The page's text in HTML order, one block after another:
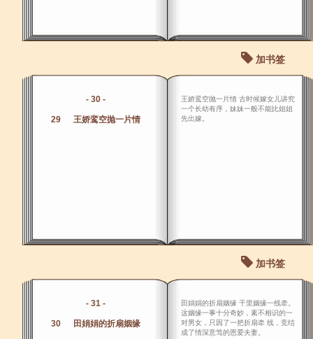
加书签
- 30 -
29 王娇鸾空抛一片情
王娇鸾空抛一片情 古时候嫁女儿讲究
一个长幼有序，妹妹一般不能比姐姐
先出嫁。
加书签
- 31 -
30 田娟娟的折扇姻缘
田娟娟的折扇姻缘 千里姻缘一线牵。
这姻缘一事十分奇妙，素不相识的一
对男女，只因了一把折扇牵 线，竞结
成了情深意笃的恩爱夫妻。